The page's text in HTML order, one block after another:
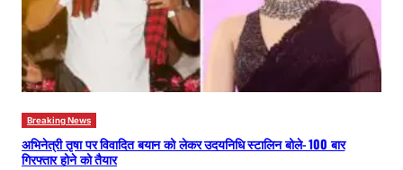
Breaking News
अभिनेत्री तृषा पर विवादित बयान को लेकर उदयनिधि स्टालिन बोले- 100 बार
गिरफ्तार होने को तैयार